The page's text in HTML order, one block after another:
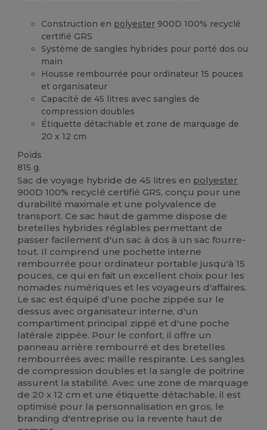
Construction en polyester 900D 100% recyclé
certifié GRS
Système de sangles hybrides pour porté dos ou
main
Housse rembourrée pour ordinateur 15 pouces
et organisateur
Capacité de 45 litres avec sangles de
compression doubles
Étiquette détachable et zone de marquage de
20 x 12 cm
Poids
815 g.
Sac de voyage hybride de 45 litres en polyester
900D 100% recyclé certifié GRS, conçu pour une
durabilité maximale et une polyvalence de
transport. Ce sac haut de gamme dispose de
bretelles hybrides réglables permettant de
passer facilement d'un sac à dos à un sac fourre-
tout. Il comprend une pochette interne
rembourrée pour ordinateur portable jusqu'à 15
pouces, ce qui en fait un excellent choix pour les
nomades numériques et les voyageurs d'affaires.
Le sac est équipé d'une poche zippée sur le
dessus avec organisateur interne, d'un
compartiment principal zippé et d'une poche
latérale zippée. Pour le confort, il offre un
panneau arrière rembourré et des bretelles
rembourrées avec maille respirante. Les sangles
de compression doubles et la sangle de poitrine
assurent la stabilité. Avec une zone de marquage
de 20 x 12 cm et une étiquette détachable, il est
optimisé pour la personnalisation en gros, le
branding d'entreprise ou la revente haut de